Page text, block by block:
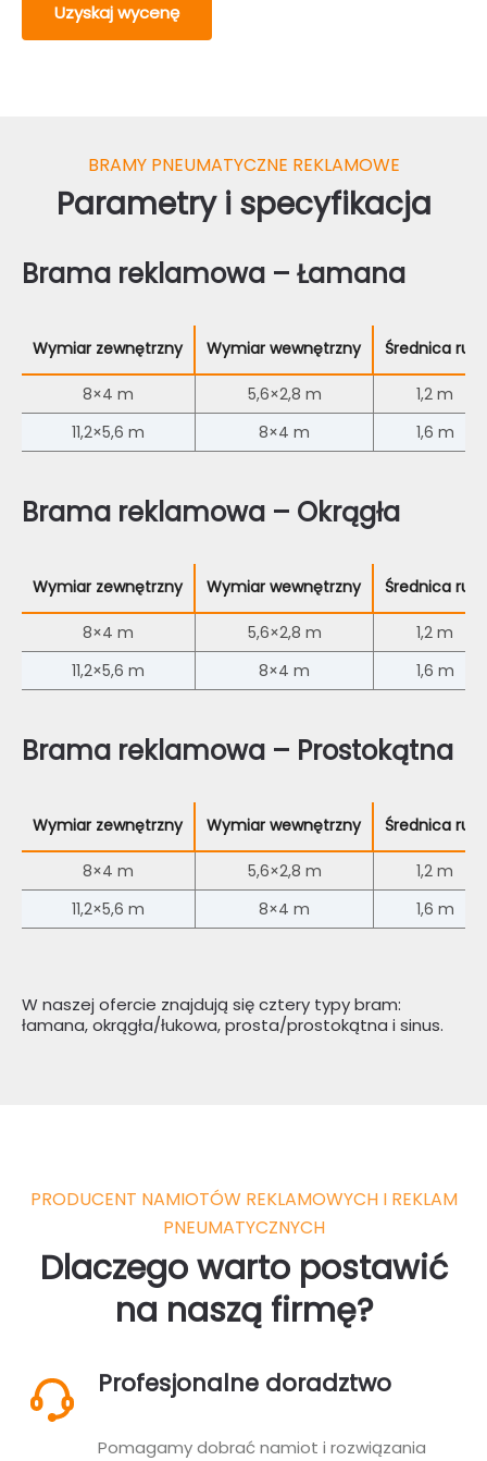
Uzyskaj wycenę
BRAMY PNEUMATYCZNE REKLAMOWE
Parametry i specyfikacja
Brama reklamowa – Łamana
Wymiar zewnętrzny Wymiar wewnętrzny Średnica rury
8×4 m 5,6×2,8 m
1,2 m
11,2×5,6 m
8×4 m 1,6 m
Brama reklamowa – Okrągła
Wymiar zewnętrzny Wymiar wewnętrzny Średnica rury
8×4 m 5,6×2,8 m
1,2 m
11,2×5,6 m
8×4 m 1,6 m
Brama reklamowa – Prostokątna
Wymiar zewnętrzny Wymiar wewnętrzny Średnica rury
8×4 m 5,6×2,8 m
1,2 m
11,2×5,6 m
8×4 m 1,6 m
W naszej ofercie znajdują się cztery typy bram:
łamana, okrągła/łukowa, prosta/prostokątna i sinus.
PRODUCENT NAMIOTÓW REKLAMOWYCH I REKLAM
PNEUMATYCZNYCH
Dlaczego warto postawić
na naszą firmę?
Profesjonalne doradztwo
Pomagamy dobrać namiot i rozwiązania